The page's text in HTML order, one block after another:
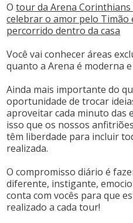
Otour da Arena
celebrar o amor pelo Timão
percorrido dentro da casa
Você vai conhecer áreas
quanto a Arena é moderna
Ainda mais importante do
oportunidade de trocar
aproveitar cada minuto das
isso que os nossos
têm liberdade para incluir
realizada.
O compromisso diário é
diferente, instigante,
conta com vocês para que
realizado a cada tour!